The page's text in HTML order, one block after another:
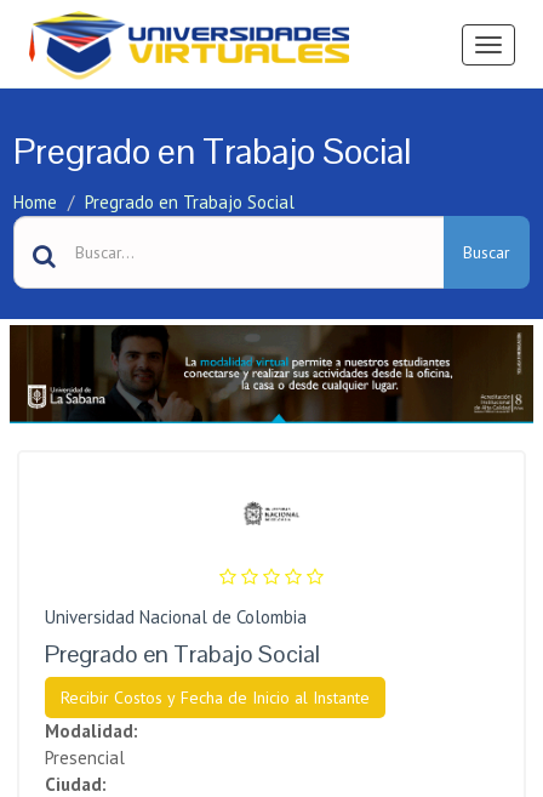
Ver
Pregrado en Trabajo Social
Home Pregrado en Trabajo Social
Buscar
Universidad Nacional de Colombia
Pregrado en Trabajo Social
Recibir Costos y Fecha de Inicio al Instante
Modalidad:
Presencial
Ciudad: